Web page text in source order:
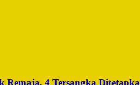
4 Tersangka